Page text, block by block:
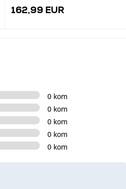
162,99 EUR
0 kom
0 kom
0 kom
0 kom
0 kom